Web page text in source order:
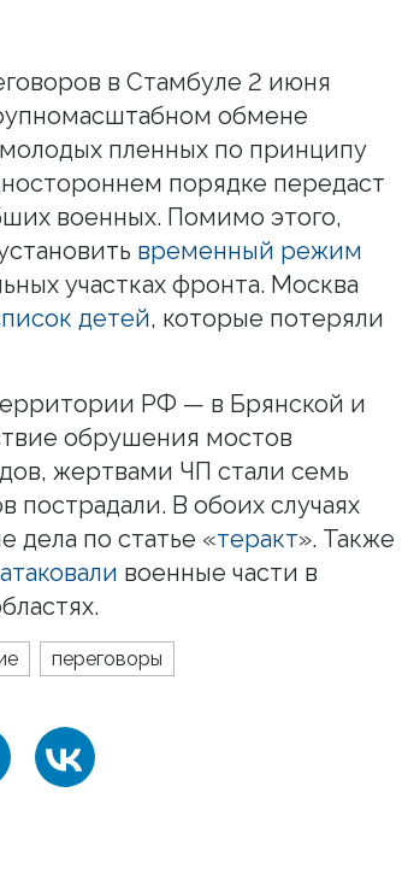
в Стамбуле 2 июня
обмене
пленных по принципу
порядке передаст
военных. Помимо этого,
временный режим
участках фронта. Москва
детей, которые потеряли
РФ — в Брянской и
обрушения мостов
жертвами ЧП стали семь
пострадали. В обоих случаях
дела по статье «теракт». Также
атаковали военные части в
переговоры